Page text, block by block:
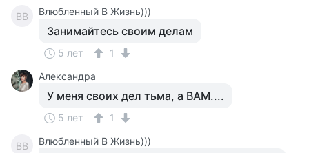
ВВ Влюбленный В Жизнь)))
Занимайтесь своим делам
5 лет
1
Александра
У меня своих дел тьма, а ВАМ....
5 лет 1
ВВ Влюбленный В Жизнь)))